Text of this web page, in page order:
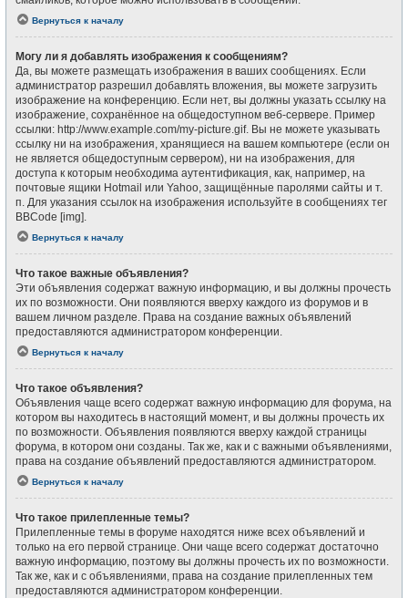
Вернуться к началу
Могу ли я добавлять изображения к сообщениям?
Да, вы можете размещать изображения в ваших сообщениях. Если
администратор разрешил добавлять вложения, вы можете загрузить
изображение на конференцию. Если нет, вы должны указать ссылку на
изображение, сохранённое на общедоступном веб-сервере. Пример
ссылки: http://www.example.com/my-picture.gif. Вы не можете указывать
ссылку ни на изображения, хранящиеся на вашем компьютере (если он
не является общедоступным сервером), ни на изображения, для
доступа к которым необходима аутентификация, как, например, на
почтовые ящики Hotmail или Yahoo, защищённые паролями сайты и т.
п. Для указания ссылок на изображения используйте в сообщениях тег
BBCode [img].
Вернуться к началу
Что такое важные объявления?
Эти объявления содержат важную информацию, и вы должны прочесть
их по возможности. Они появляются вверху каждого из форумов и в
вашем личном разделе. Права на создание важных объявлений
предоставляются администратором конференции.
Вернуться к началу
Что такое объявления?
Объявления чаще всего содержат важную информацию для форума, на
котором вы находитесь в настоящий момент, и вы должны прочесть их
по возможности. Объявления появляются вверху каждой страницы
форума, в котором они созданы. Так же, как и с важными объявлениями,
права на создание объявлений предоставляются администратором.
Вернуться к началу
Что такое прилепленные темы?
Прилепленные темы в форуме находятся ниже всех объявлений и
только на его первой странице. Они чаще всего содержат достаточно
важную информацию, поэтому вы должны прочесть их по возможности.
Так же, как и с объявлениями, права на создание прилепленных тем
предоставляются администратором конференции.